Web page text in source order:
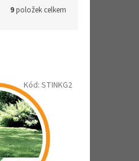
9položek celkem
Kód: STINKG2